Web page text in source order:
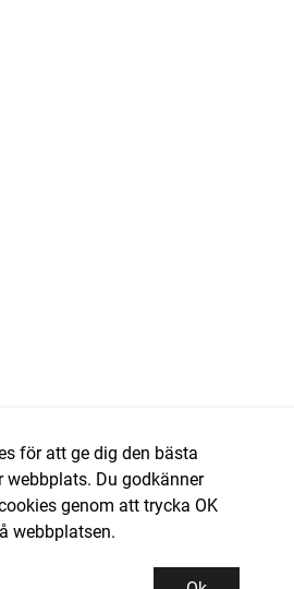
för att ge dig den bästa
webbplats. Du godkänner
genom att trycka OK
webbplatsen.